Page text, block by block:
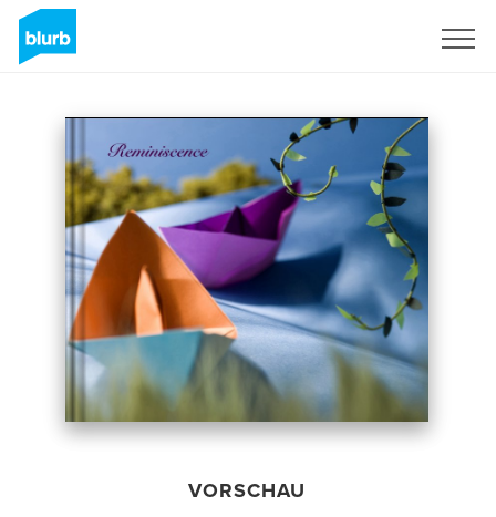
VORSCHAU